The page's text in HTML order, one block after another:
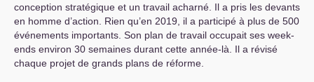
conception stratégique et un travail acharné. Il a pris les devants
en homme d’action. Rien qu’en 2019, il a participé à plus de 500
événements importants. Son plan de travail occupait ses week-
ends environ 30 semaines durant cette année-là. Il a révisé
chaque projet de grands plans de réforme.